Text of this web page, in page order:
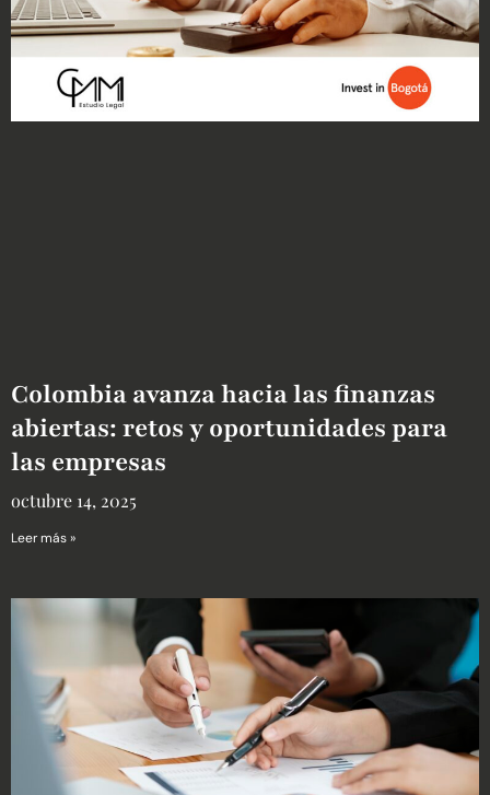
Colombia avanza hacia las finanzas
abiertas: retos y oportunidades para
las empresas
octubre 14, 2025
Leer más »